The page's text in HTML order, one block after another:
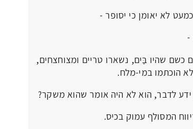
לא יאומן כי יסופר -
-
כשם שהיו בַּים, נשארו טריים ומצוחצחים,
הוכתמו במי-מלח.
לדבר, הוא לא היה אומר שהוא משקר?
המסולף עמוק בכיס.